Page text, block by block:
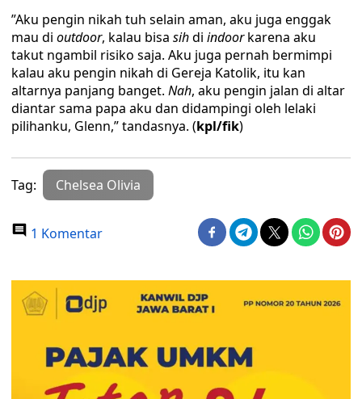
”Aku pengin nikah tuh selain aman, aku juga enggak
mau di outdoor, kalau bisa sihdi indoorkarena aku
takut ngambil risiko saja. Aku juga pernah bermimpi
kalau aku pengin nikah di Gereja Katolik, itu kan
altarnya panjang banget. Nah, aku pengin jalan di altar
diantar sama papa aku dan didampingi oleh lelaki
pilihanku, Glenn,” tandasnya. (kpl/fik)
Tag: Chelsea Olivia
1 Komentar